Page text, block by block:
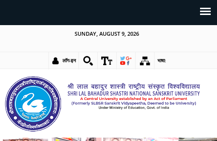
SUNDAY, AUGUST 9, 2026
लॉग-इन भाषा: